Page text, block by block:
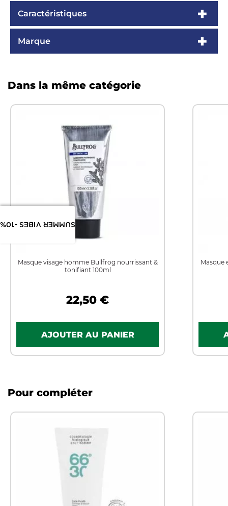
SUMMER VIBES -10%
Caractéristiques
Marque
Dans la même catégorie
Masque visage homme Bullfrog nourrissant &
tonifiant 100ml
22,50 €
Masque
Pour compléter